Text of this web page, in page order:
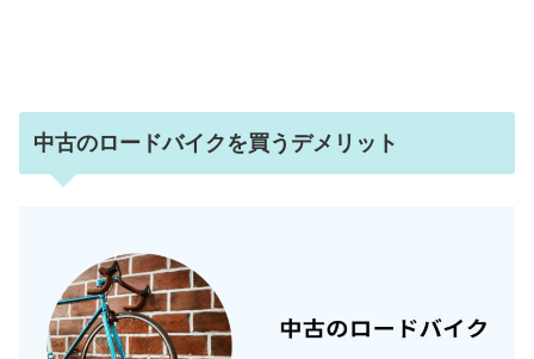
中古のロードバイクを買うデメリット